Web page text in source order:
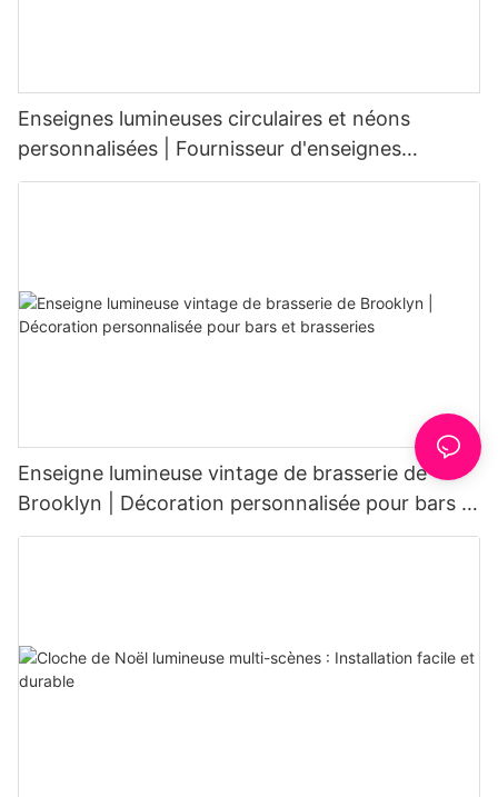
Enseignes lumineuses circulaires et néons
personnalisées | Fournisseur d'enseignes
lumineuses néon pour cafés
Enseigne lumineuse vintage de brasserie de
Brooklyn | Décoration personnalisée pour bars et
brasseries